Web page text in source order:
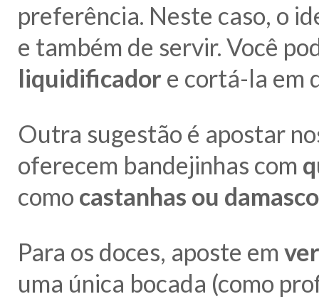
preferência. Neste caso, o
e também de servir. Você
liquidificadore cortá-la em
Outra sugestão é apostar
oferecem bandejinhas com
como castanhas ou
Para os doces, aposte em
uma única bocada (como